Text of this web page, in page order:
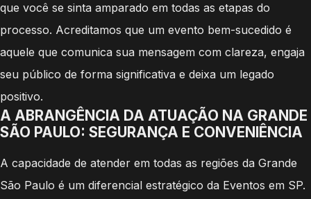
que você se sinta amparado em todas as etapas do
processo. Acreditamos que um evento bem-sucedido é
aquele que comunica sua mensagem com clareza, engaja
seu público de forma significativa e deixa um legado
positivo.
A ABRANGÊNCIA DA ATUAÇÃO NA GRANDE
SÃO PAULO: SEGURANÇA E CONVENIÊNCIA
A capacidade de atender em todas as regiões da Grande
São Paulo é um diferencial estratégico da Eventos em SP.